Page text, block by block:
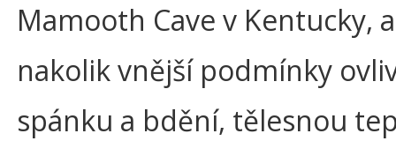
Mamooth Cave v Kentucky,
nakolik vnější podmínky
spánku a bdění, tělesnou